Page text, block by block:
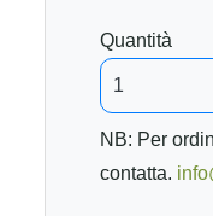
Quantità
NB: Per
contatta.